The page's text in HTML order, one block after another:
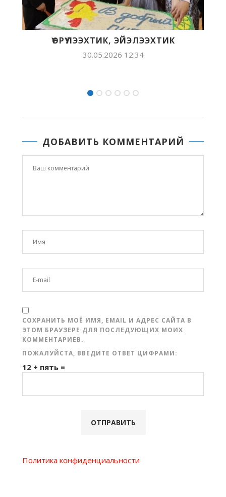
62-С ВЫПУСК
28.05.2026 14:23
ДОБАВИТЬ КОММЕНТАРИЙ
СОХРАНИТЬ МОЁ ИМЯ, EMAIL И АДРЕС САЙТА В
ЭТОМ БРАУЗЕРЕ ДЛЯ ПОСЛЕДУЮЩИХ МОИХ
КОММЕНТАРИЕВ.
ПОЖАЛУЙСТА, ВВЕДИТЕ ОТВЕТ ЦИФРАМИ:
12 + пять =
Политика конфиденциальности